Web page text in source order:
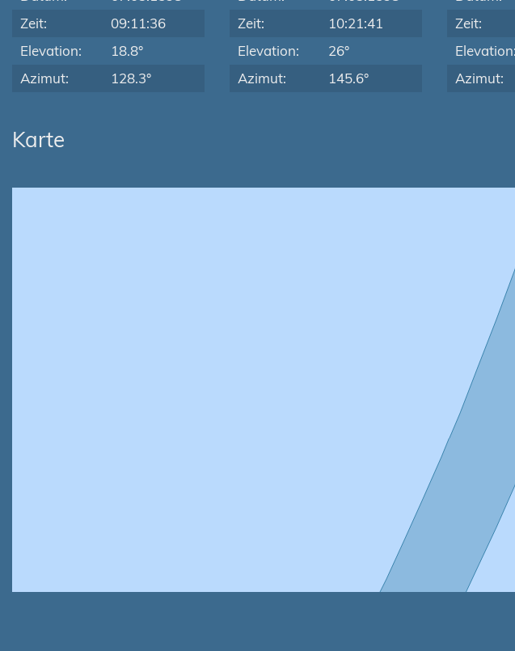
Zeit:
09:11:36
Elevation:
18.8°
Azimut:
128.3°
Zeit:
10:21:41
Elevation:
26°
Azimut:
145.6°
Zeit:
Elevation:
Azimut:
Karte